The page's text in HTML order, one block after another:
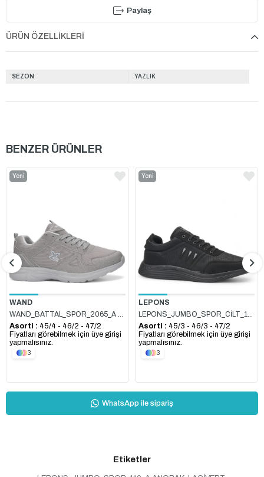
Paylaş
ÜRÜN ÖZELLIKLERI
SEZON YAZLIK
BENZER ÜRÜNLER
WAND
WAND_BATTAL_SPOR_2065_A BUZ
Asorti : 45/4 - 46/2 - 47/2
Fiyatları görebilmek için üye girişi
yapmalısınız.
Yeni
3
LEPONS
LEPONS_JUMBO_SPOR_CİLT_167 SİYAH_NUBUK_45-47
Asorti : 45/3 - 46/3 - 47/2
Fiyatları görebilmek için üye girişi
yapmalısınız.
Yeni
3
WhatsApp ile sipariş
Etiketler